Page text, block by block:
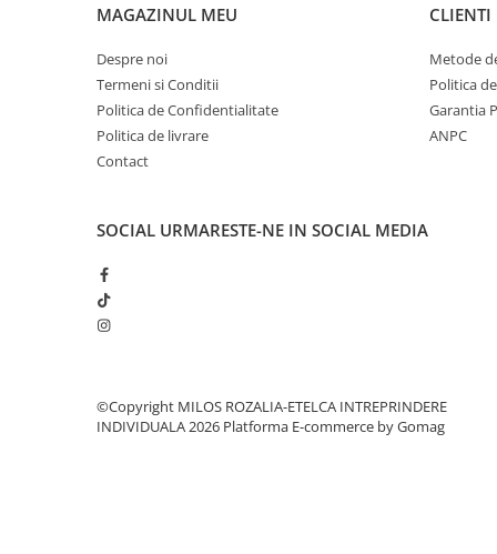
MAGAZINUL MEU
Despre noi
Termeni si Conditii
Politica de Confidentialitate
Politica de livrare
Contact
CLIENTI
Metode
Politica
Garantia
ANPC
SOCIAL URMARESTE-NE IN SOCIAL MEDIA
©Copyright MILOS ROZALIA-ETELCA INTREPRINDERE
INDIVIDUALA 2026 Platforma E-commerce by Gomag